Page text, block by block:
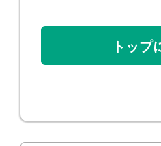
トップ